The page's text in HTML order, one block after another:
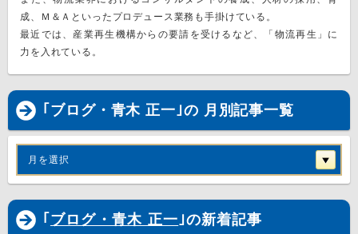
成、Ｍ＆Ａといったプロデュース業務も手掛けている。
最近では、産業再生機構からの要請を受けるなど、「物流再生」に
力を入れている。
｢ブログ・青木 正一｣の 月別記事一覧
月を選択
｢ ブログ・青木 正一｣の新着記事